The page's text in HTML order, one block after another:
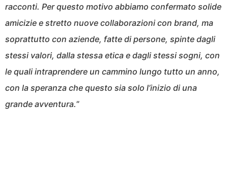
racconti. Per questo motivo abbiamo confermato solide
amicizie e stretto nuove collaborazioni con brand, ma
soprattutto con aziende, fatte di persone, spinte dagli
stessi valori, dalla stessa etica e dagli stessi sogni, con
le quali intraprendere un cammino lungo tutto un anno,
con la speranza che questo sia solo l’inizio di una
grande avventura.”